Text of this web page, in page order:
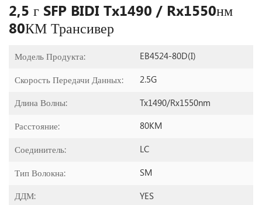
2,5 г SFP BIDI Tx1490 / Rx1550нм
80КМ Трансивер
Модель Продукта: EB4524-80D(I)
Скорость Передачи Данных: 2.5G
Длина Волны: Tx1490/Rx1550nm
Расстояние: 80KM
Соединитель: LC
Тип Волокна: SM
ДДМ: YES